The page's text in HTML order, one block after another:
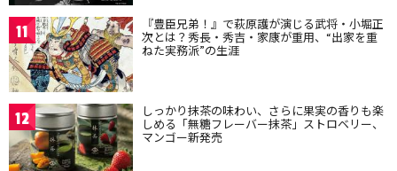
11 『豊臣兄弟！』で萩原護が演じる武将・小堀正
次とは？秀長・秀吉・家康が重用、“出家を重
ねた実務派”の生涯
12 しっかり抹茶の味わい、さらに果実の香りも楽
しめる「無糖フレーバー抹茶」ストロベリー、
マンゴー新発売